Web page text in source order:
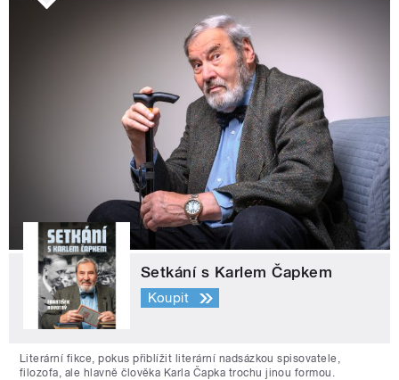
Setkání s Karlem Čapkem
Koupit
Literární fikce, pokus přiblížit literární nadsázkou spisovatele,
filozofa, ale hlavně člověka Karla Čapka trochu jinou formou.